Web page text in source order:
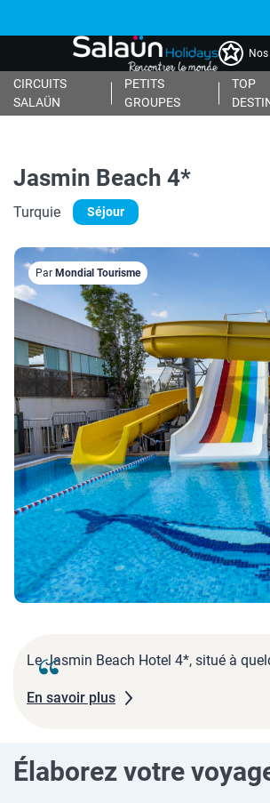
CIRCUITS
SALAÜN
PETITS
GROUPES
TOP
Jasmin Beach 4*
Turquie Séjour
Par Mondial Tourisme
Le Jasmin Beach Hotel 4*, situé à
En savoir plus
Élaborez votre